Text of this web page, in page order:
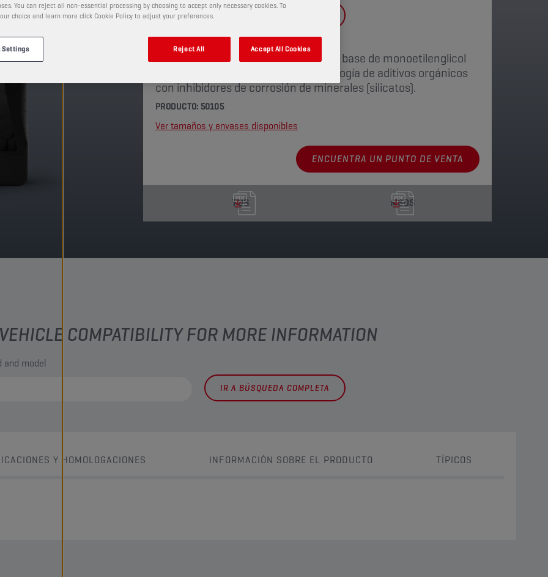
CHAMPION
Este refrigerante de motor "Lobrid" a base de monoetilenglicol
de primera calidad combina la tecnología de aditivos orgánicos
con inhibidores de corrosión de minerales (silicatos).
PRODUCTO: 50105
Ver tamaños y envases disponibles
ENCUENTRA UN PUNTO DE VENTA
TDS MSDS
COMPATIBILITY FOR MORE INFORMATION
and model
IR A BÚSQUEDA COMPLETA
Y HOMOLOGACIONES INFORMACIÓN SOBRE EL PRODUCTO TÍPICOS
You can reject all non-essential processing by choosing to accept only necessary cookies. To
choice and learn more click Cookie Policy to adjust your preferences.
Settings Reject All Accept All Cookies